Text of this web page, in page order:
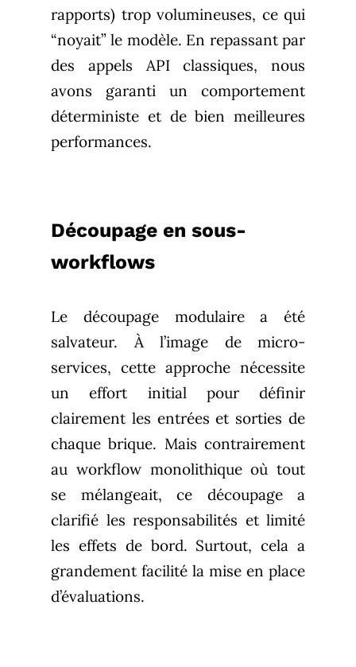
rapports) trop volumineuses, ce qui
“noyait” le modèle. En repassant par
des appels API classiques, nous
avons garanti un comportement
déterministe et de bien meilleures
performances.
Découpage en sous-
workflows
Le découpage modulaire a été
salvateur. À l’image de micro-
services, cette approche nécessite
un effort initial pour définir
clairement les entrées et sorties de
chaque brique. Mais contrairement
au workflow monolithique où tout
se mélangeait, ce découpage a
clarifié les responsabilités et limité
les effets de bord. Surtout, cela a
grandement facilité la mise en place
d’évaluations.